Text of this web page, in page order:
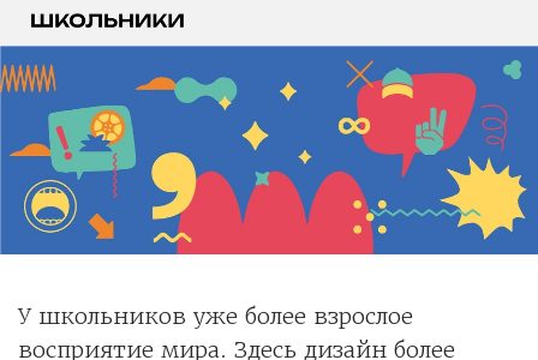
У школьников уже более взрослое
восприятие мира. Здесь дизайн более